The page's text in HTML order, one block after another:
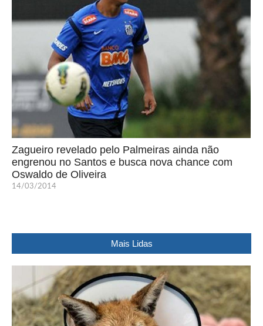
Zagueiro revelado pelo Palmeiras ainda não
engrenou no Santos e busca nova chance com
Oswaldo de Oliveira
14/03/2014
Mais Lidas